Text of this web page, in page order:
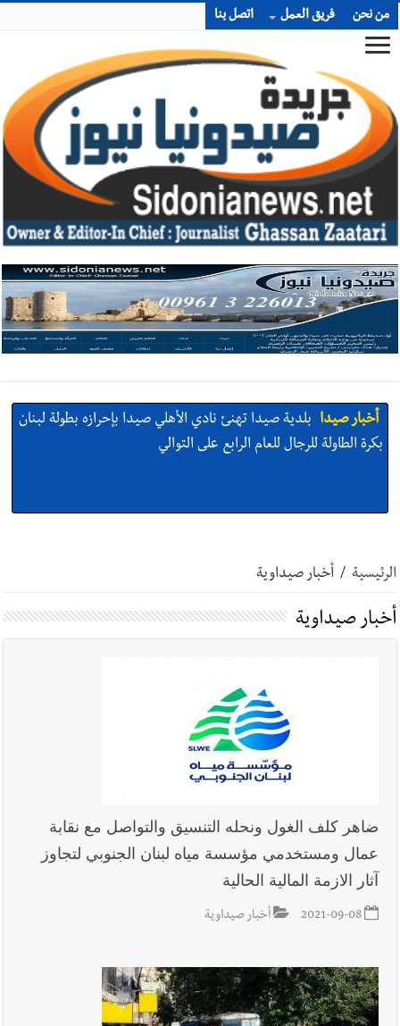
من نحن فريق العمل اتصل بنا
أخبار صيدا بلدية صيدا تهنئ نادي الأهلي صيدا بإحرازه بطولة لبنان
بكرة الطاولة للرجال للعام الرابع على التوالي
مؤسسة مياه لبنان الجنوبي : انخفاض التغذية بالمياه
في صيدا نتيجة الانقطاع المتكرر لخط الخدمات الكهربائي
أخبار لبنان بالصور : قائد الجيش اللبناني العماد رودولف هيكل شدد
Sollfrank على ضرورة تعزيز التعاون بين الجيشَين
أخبار لبنان الطقس غدا صيفي معتاد والحرارة ضمن معدلاتها
الموسمية
الرئيسية / أخبار صيداوية
أخبار صيداوية
ضاهر كلف الغول ونحله التنسيق والتواصل مع نقابة
عمال ومستخدمي مؤسسة مياه لبنان الجنوبي لتجاوز
آثار الازمة المالية الحالية
2021-09-08 أخبار صيداوية